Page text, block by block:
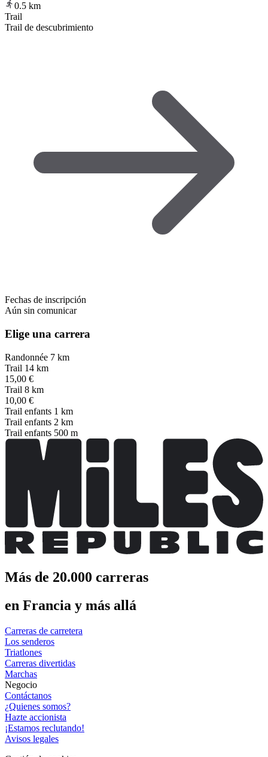
0.5 km
Trail
Trail de descubrimiento
Fechas de inscripción
Aún sin comunicar
Elige una carrera
Randonnée 7 km
Trail 14 km
15,00 €
Trail 8 km
10,00 €
Trail enfants 1 km
Trail enfants 2 km
Trail enfants 500 m
Más de 20.000 carreras
en Francia y más allá
Carreras de carretera
Los senderos
Triatlones
Carreras divertidas
Marchas
Negocio
Contáctanos
¿Quienes somos?
Hazte accionista
¡Estamos reclutando!
Avisos legales